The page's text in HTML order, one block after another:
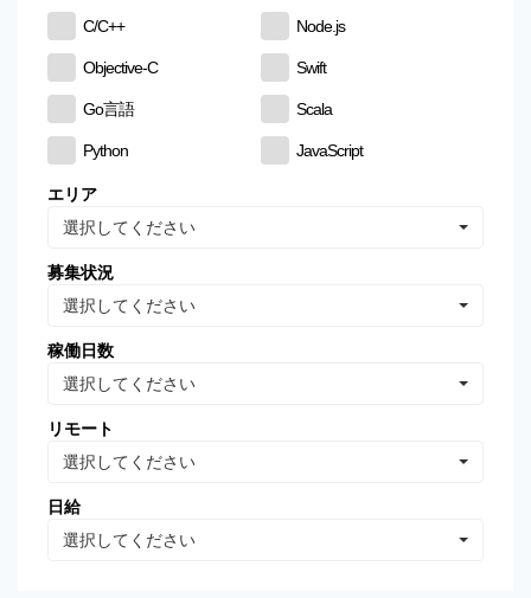
C/C++ Node.js
Objective-C Swift
Go言語 Scala
Python JavaScript
CSS
MySQL
Oracle Database
Linux
VB.NET
WordPress
エリア
選択してください
募集状況
選択してください
稼働日数
選択してください
リモート
選択してください
日給
選択してください